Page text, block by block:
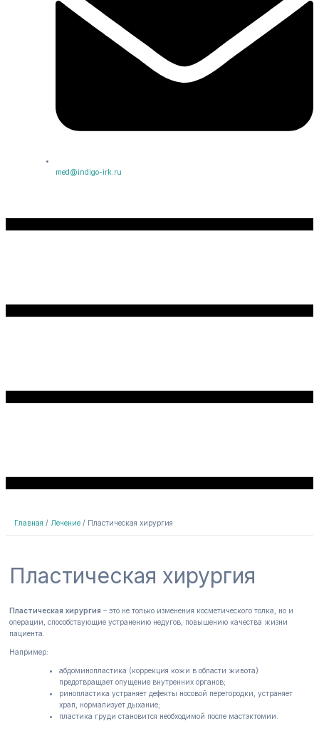
med@indigo-irk.ru
Главная Лечение Пластическая хирургия
Пластическая хирургия
Пластическая хирургия – это не только изменения косметического толка, но и
операции, способствующие устранению недугов, повышению качества жизни
пациента.
Например:
абдоминопластика (коррекция кожи в области живота)
предотвращает опущение внутренних органов;
ринопластика устраняет дефекты носовой перегородки, устраняет
храп, нормализует дыхание;
пластика груди становится необходимой после мастэктомии.